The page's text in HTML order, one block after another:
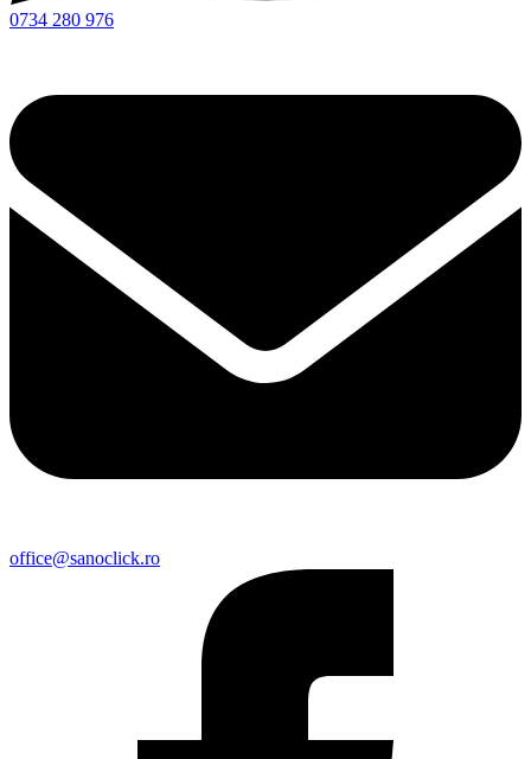
0734 280 976
office@sanoclick.ro